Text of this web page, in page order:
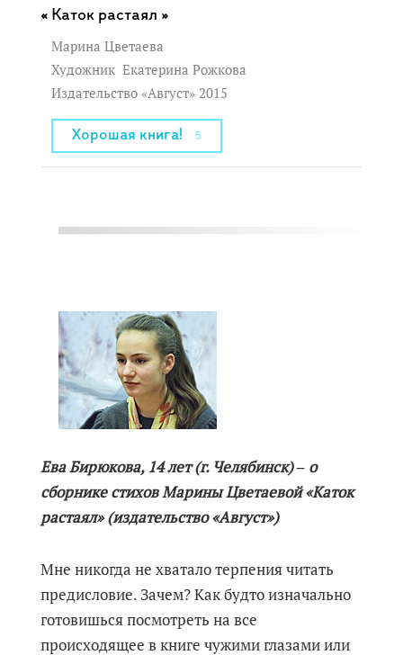
Каток растаял »
Марина Цветаева
Художник Екатерина Рожкова
Издательство «Август» 2015
Хорошая книга! 5
Ева Бирюкова, 14 лет (г. Челябинск) ‒ о
сборнике стихов Марины Цветаевой «Каток
растаял» (издательство «Август»)
Мне никогда не хватало терпения читать
предисловие. Зачем? Как будто изначально
готовишься посмотреть на все
происходящее в книге чужими глазами или